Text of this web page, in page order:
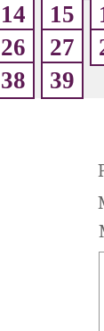
14
15
26
27
38
39